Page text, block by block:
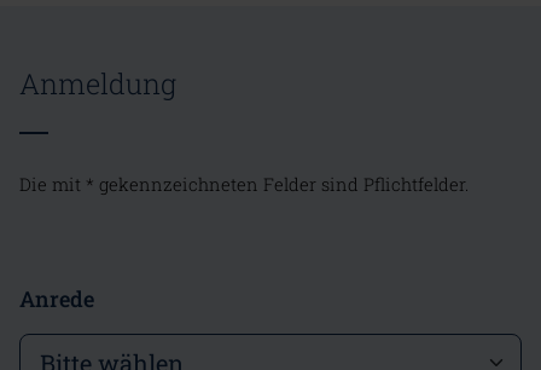
Anmeldung
Die mit * gekennzeichneten Felder sind Pflichtfelder.
Anrede